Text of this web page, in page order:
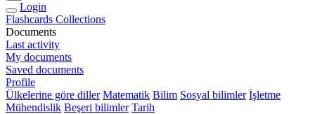
Login
Flashcards Collections
Documents
Last activity
My documents
Saved documents
Profile
Ülkelerine göre diller Matematik Bilim Sosyal bilimler İşletme
Mühendislik Beşeri bilimler Tarih